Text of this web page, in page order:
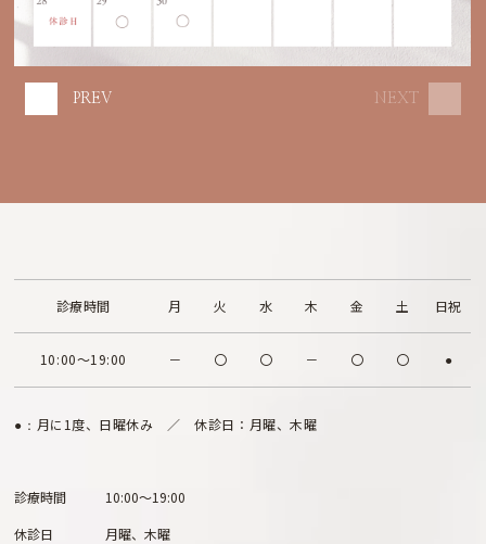
NEXT
PREV
診療時間 月 火 水 木 金 土 日祝
10:00～19:00 － 〇 〇 － 〇 〇 ●
●： 月に1度、日曜休み ／ 休診日：月曜、木曜
診療時間
10:00～19:00
休診日
月曜、木曜